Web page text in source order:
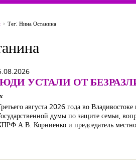
Тег: Нина Останина
УСТАЛИ ОТ
августа 2026 года во
думы по защите семьи,
А.В. Корниенко и председатель